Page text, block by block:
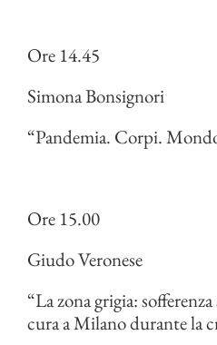
Ore 14.45
Simona Bonsignori
“Pandemia. Corpi.
Ore 15.00
Giudo Veronese
“La zona grigia:
cura a Milano durante la